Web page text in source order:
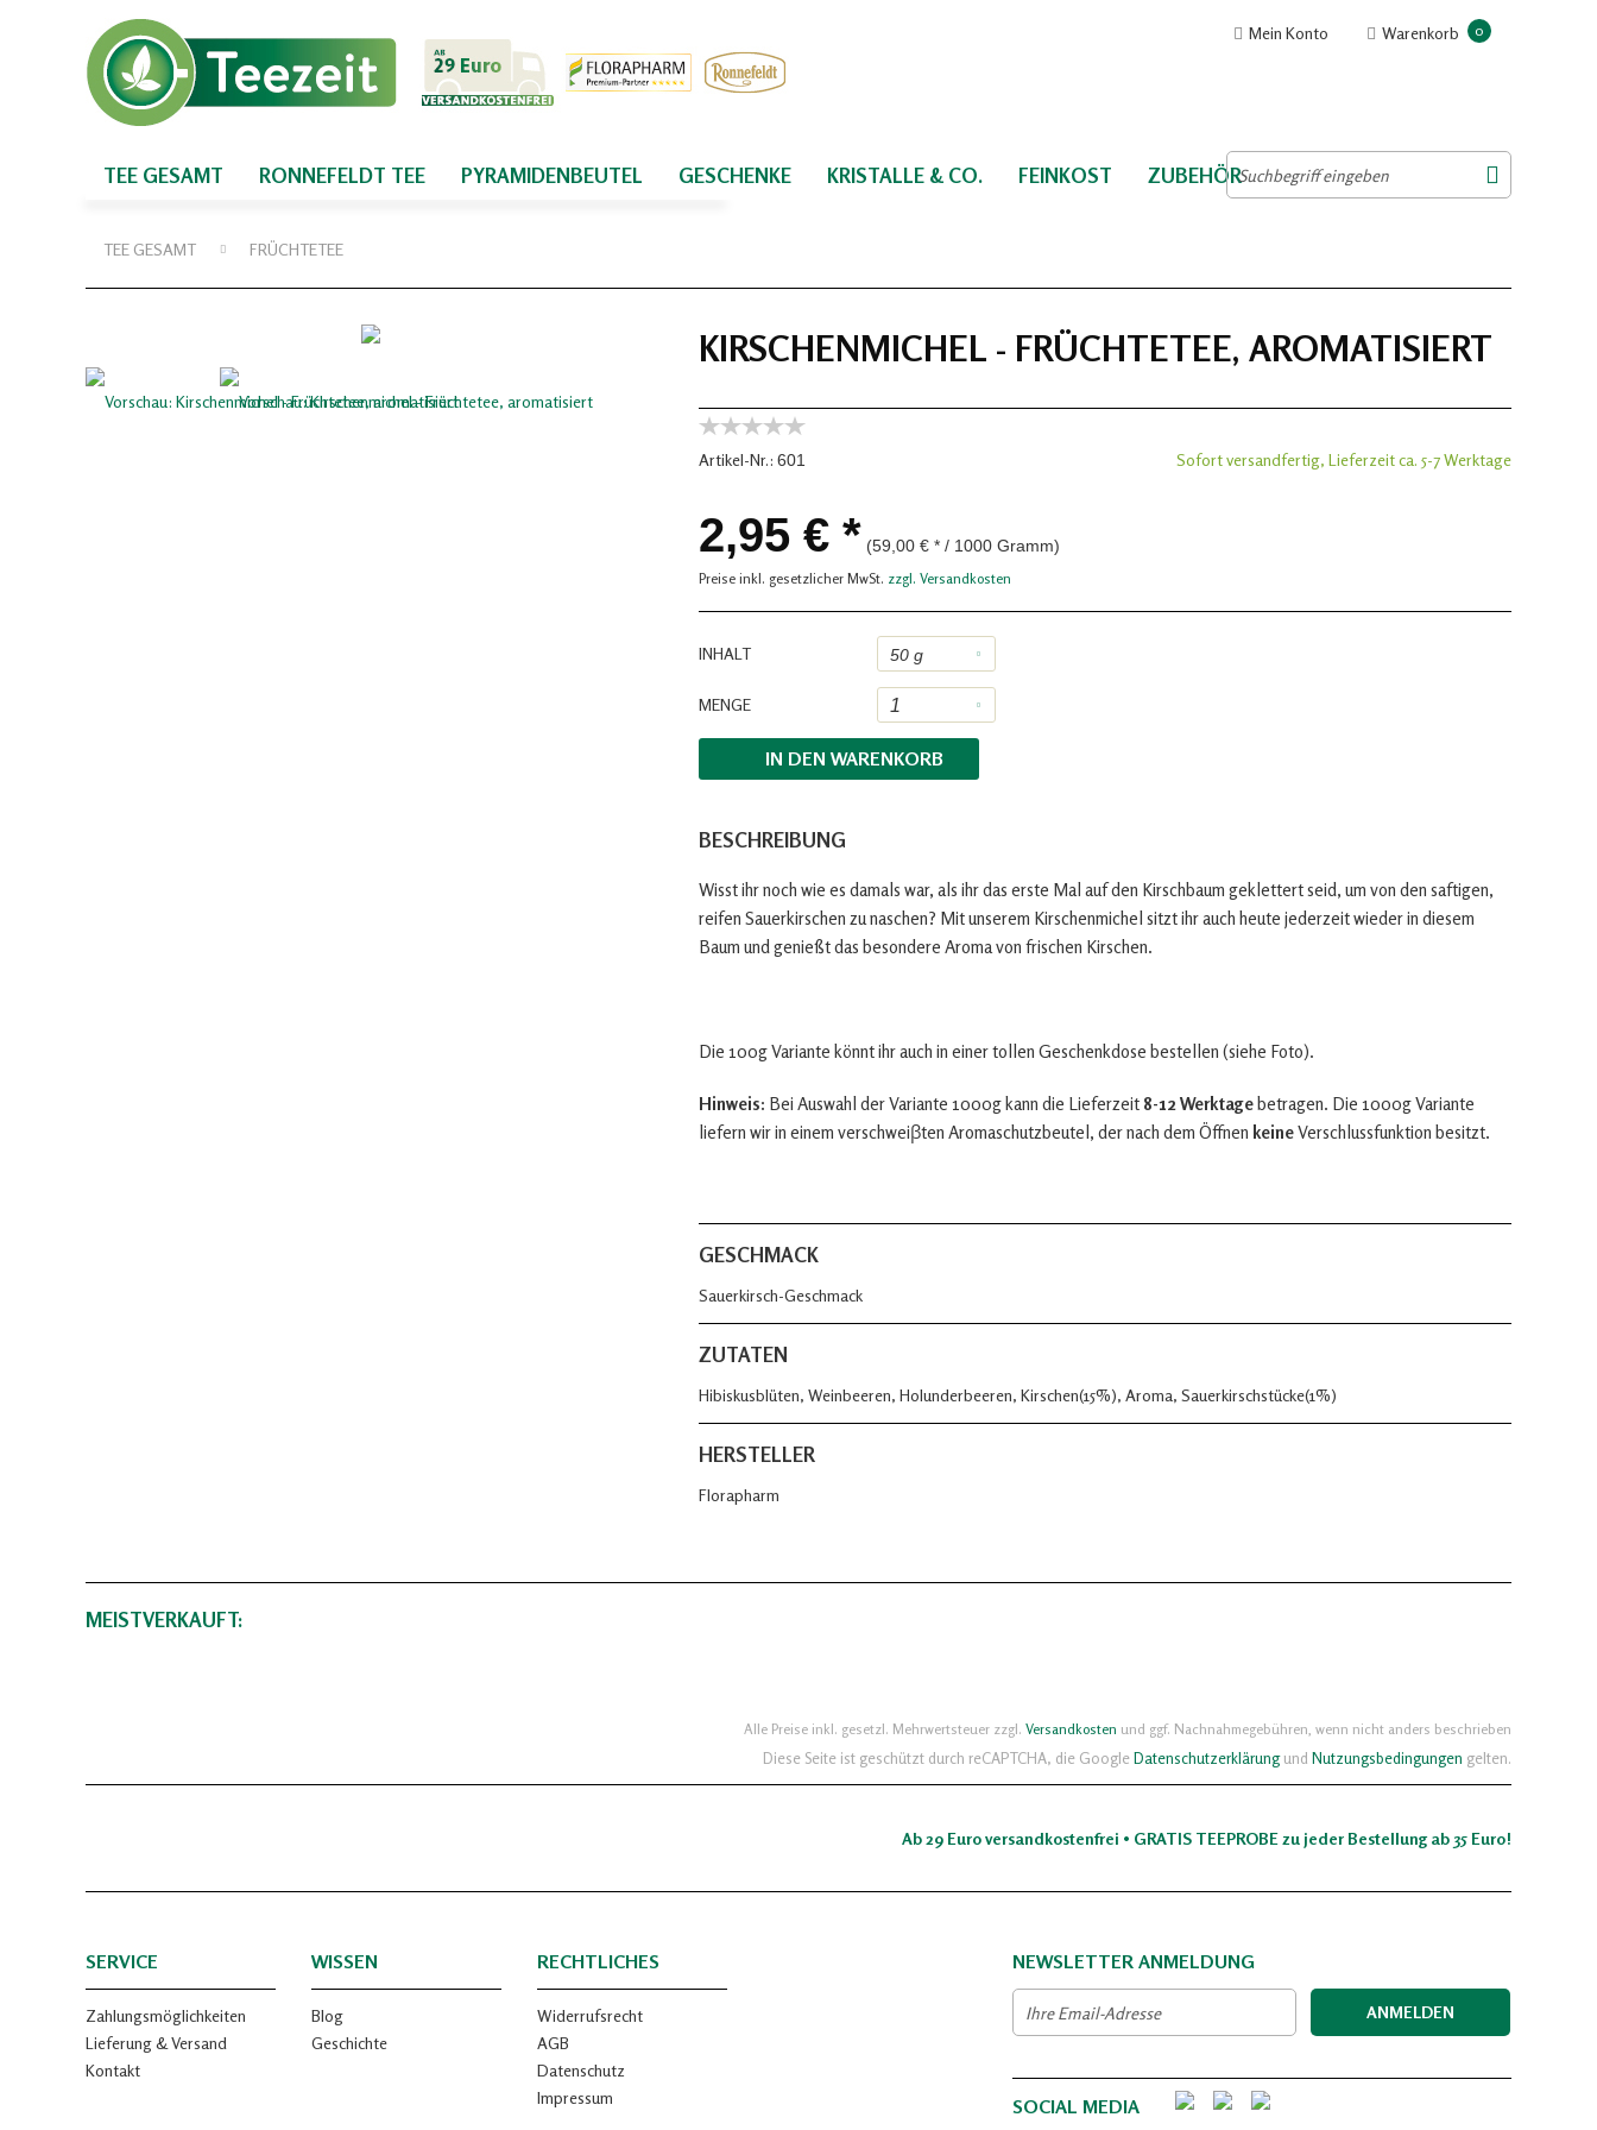
Warenkorb 0
Mein Konto
TEE GESAMT RONNEFELDT TEE PYRAMIDENBEUTEL GESCHENKE KRISTALLE & CO. FEINKOST ZUBEHÖR
TEE GESAMT FRÜCHTETEE
KIRSCHENMICHEL - FRÜCHTETEE, AROMATISIERT
Artikel-Nr.: 601 Sofort versandfertig, Lieferzeit ca. 5-7 Werktage
2,95 € * (59,00 € * / 1000 Gramm)
Preise inkl. gesetzlicher MwSt. zzgl. Versandkosten
INHALT
MENGE
IN DEN WARENKORB
BESCHREIBUNG
Wisst ihr noch wie es damals war, als ihr das erste Mal auf den Kirschbaum geklettert seid, um von den saftigen,
reifen Sauerkirschen zu naschen? Mit unserem Kirschenmichel sitzt ihr auch heute jederzeit wieder in diesem
Baum und genießt das besondere Aroma von frischen Kirschen.
Die 100g Variante könnt ihr auch in einer tollen Geschenkdose bestellen (siehe Foto).
Hinweis: Bei Auswahl der Variante 1000g kann die Lieferzeit 8-12 Werktagebetragen. Die 1000g Variante
liefern wir in einem verschweiβten Aromaschutzbeutel, der nach dem Öffnen keineVerschlussfunktion besitzt.
GESCHMACK
Sauerkirsch-Geschmack
ZUTATEN
Hibiskusblüten, Weinbeeren, Holunderbeeren, Kirschen(15%), Aroma, Sauerkirschstücke(1%)
HERSTELLER
Florapharm
MEISTVERKAUFT:
Alle Preise inkl. gesetzl. Mehrwertsteuer zzgl. Versandkosten und ggf. Nachnahmegebühren, wenn nicht anders beschrieben
Diese Seite ist geschützt durch reCAPTCHA, die GoogleDatenschutzerklärungund Nutzungsbedingungen gelten.
Ab 29 Euro versandkostenfrei • GRATIS TEEPROBE zu jeder Bestellung ab 35 Euro!
SERVICE
Zahlungsmöglichkeiten
Lieferung & Versand
Kontakt
WISSEN
Blog
Geschichte
RECHTLICHES
Widerrufsrecht
AGB
Datenschutz
Impressum
NEWSLETTER ANMELDUNG
ANMELDEN
SOCIAL MEDIA